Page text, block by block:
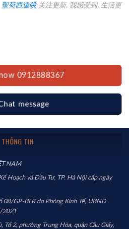
聖荷西遠眺关注更新, 我感受到, 生活更
0912888367
message
THÔNG TIN
NAM
Hoạch và Đầu Tư, TP. Hà Nội cấp ngày
08/GP-BLR do Phòng Kinh Tế, UBND
2021
Tổ 2, phường Trung Hòa, quận Cầu Giấy,